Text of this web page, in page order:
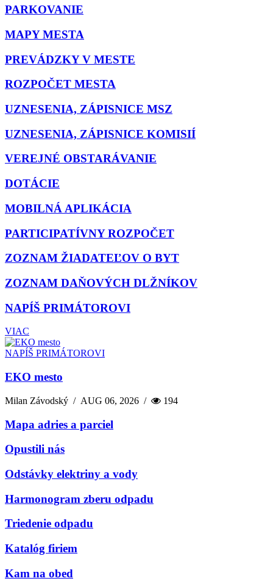
PARKOVANIE
MAPY MESTA
PREVÁDZKY V MESTE
ROZPOČET MESTA
UZNESENIA, ZÁPISNICE MSZ
UZNESENIA, ZÁPISNICE KOMISIÍ
VEREJNÉ OBSTARÁVANIE
DOTÁCIE
MOBILNÁ APLIKÁCIA
PARTICIPATÍVNY ROZPOČET
ZOZNAM ŽIADATEĽOV O BYT
ZOZNAM DAŇOVÝCH DLŽNÍKOV
NAPÍŠ PRIMÁTOROVI
VIAC
NAPÍŠ PRIMÁTOROVI
EKO mesto
Milan Závodský /AUG 06, 2026 / 194
Mapa adries a parciel
Opustili nás
Odstávky elektriny a vody
Harmonogram zberu odpadu
Triedenie odpadu
Katalóg firiem
Kam na obed